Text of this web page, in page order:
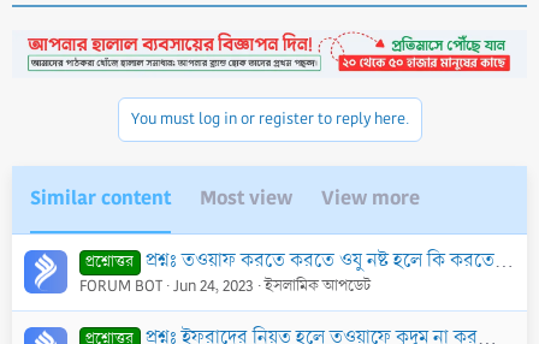
You must log in or register to reply here.
Similar content Most view View more
প্রশ্নোত্তর প্রশ্নঃ তওয়াফ করতে করতে ওযু নষ্ট হলে কি করতে হবে?
FORUM BOT Jun 24, 2023 ইসলামিক আপডেট
প্রশ্নোত্তর প্রশ্নঃ ইফরাদের নিয়ত হলে তওয়াফে কুদূম না করতে পারলে কোন ক্ষতি হবে কি?